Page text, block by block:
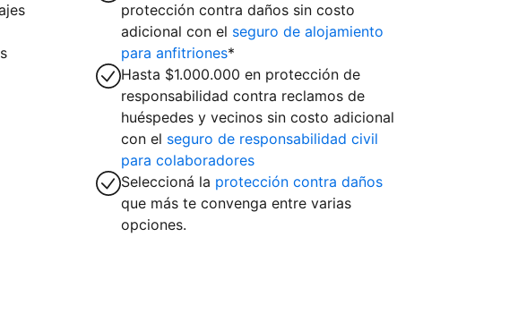
protección contra daños sin costo
adicional con el seguro de alojamiento
para anfitriones*
Hasta $1.000.000 en protección de
responsabilidad contra reclamos de
huéspedes y vecinos sin costo adicional
con el seguro de responsabilidad civil
para colaboradores
Seleccioná la protección contra daños
que más te convenga entre varias
opciones.